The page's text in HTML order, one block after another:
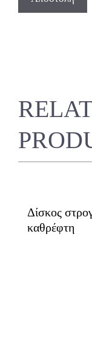
Δίσκος
καθρέφτη